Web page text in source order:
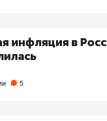
инфляция в
5